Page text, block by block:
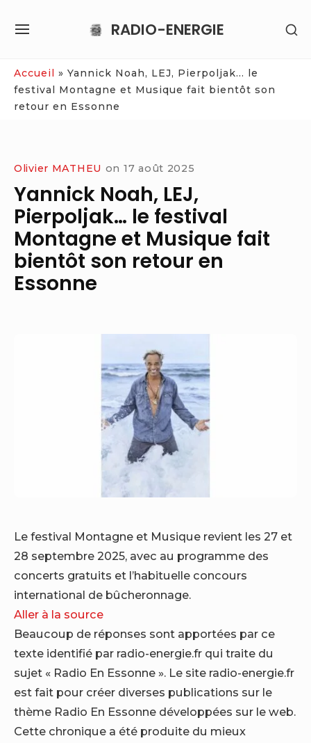
RADIO-ENERGIE
SITE
Accueil » Yannick Noah, LEJ, Pierpoljak… le
festival Montagne et Musique fait bientôt son
retour en Essonne
Olivier MATHEU on 17 août 2025
Yannick Noah, LEJ,
Pierpoljak… le festival
Montagne et Musique fait
bientôt son retour en
Essonne
Le festival Montagne et Musique revient les 27 et
28 septembre 2025, avec au programme des
concerts gratuits et l’habituelle concours
international de bûcheronnage.
Aller à la source
Beaucoup de réponses sont apportées par ce
texte identifié par radio-energie.fr qui traite du
sujet « Radio En Essonne ». Le site radio-energie.fr
est fait pour créer diverses publications sur le
thème Radio En Essonne développées sur le web.
Cette chronique a été produite du mieux